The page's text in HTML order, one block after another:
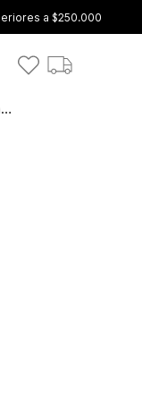
a $250.000
Sandalia tacón tira al dedo